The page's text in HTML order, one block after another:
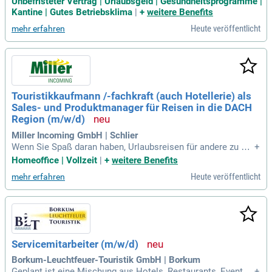
twickelst du strategisch unser Produktportfolio weiter und s
ches Know-how, Erfahrung im Yieldmanagement sowie in M
arktanalysen sind hierbei entscheidend. Du bist verantwortli
ch für die Schnittstelle zu unseren Leistungsträgern und Age
nturen im Zielgebiet Kanaren. Regelmäßige Markt-, Wettbew
erbs- und Performanceanalysen gehören zu deinen Aufgabe
n, um präzise Maßnahmen abzuleiten. Werde Teil unseres T
eams und gestalte die Zukunft der Touristik mit uns – bewir
b dich jetzt!
Kantine | Gutes Betriebsklima
+ weitere Benefits
mehr erfahren Heute veröffentlicht
Touristikkaufmann /-fachkraft (auch Hotellerie) als
Sales- und Produktmanager für Reisen in die DACH
Region (m/w/d)
Miller Incoming GmbH | Schlier
Wenn Sie Spaß daran haben, Urlaubsreisen für andere zu org
anisieren und als Touristiker bereits Erfahrung sammeln ko
- und Produktmanager der Nordamerika Abteilung für Reisen
in DACH Region (auch
+
Homeoffice | Vollzeit | + weitere Benefits
mehr erfahren Heute veröffentlicht
Servicemitarbeiter (m/w/d)
Borkum-Leuchtfeuer-Touristik GmbH | Borkum